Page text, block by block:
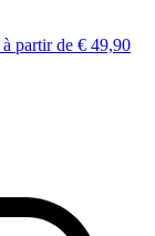
à partir de € 49,90